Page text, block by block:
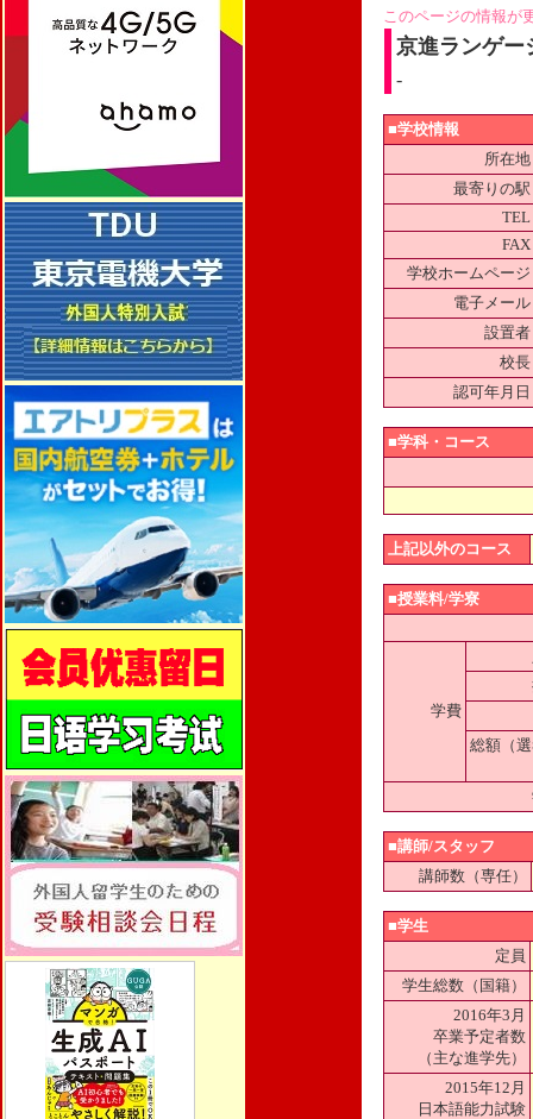
このページの情報が
京進ランゲー
-
■学校情報
所在地
最寄りの駅
TEL
FAX
学校ホームページ
電子メール
設置者
校長
認可年月日
■学科・コース
上記以外のコース
■授業料/学寮
学費
総額（
■講師/スタッフ
講師数（専任）
■学生
定員
学生総数（国籍）
2016年3月
卒業予定者数
（主な進学先）
2015年12月
日本語能力試験